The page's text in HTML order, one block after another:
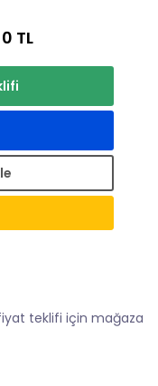
TL
teklifi için mağaza